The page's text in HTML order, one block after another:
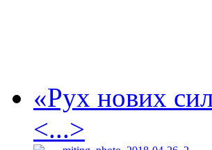
«Рух нових
<...>